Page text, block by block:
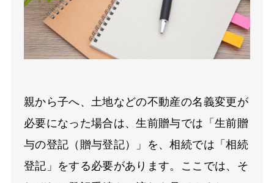
親から子へ、土地などの不動産の名義変更が
必要になった場合は、生前贈与では「生前贈
与の登記（贈与登記）」を、相続では「相続
登記」をする必要があります。ここでは、そ